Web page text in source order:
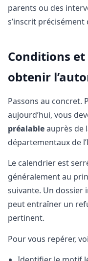
parents ou des
s’inscrit précisément
Conditions
obtenir
Passons au concret.
aujourd’hui, vous
préalableauprès de
départementaux de
Le calendrier est
généralement au
suivante. Un dossier
peut entraîner un
pertinent.
Pour vous repérer,